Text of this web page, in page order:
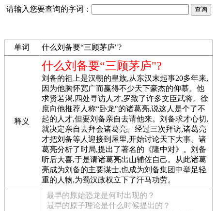
请输入您要查询的字词：
单词 什么刘备要“三顾茅庐"?
释义
什么刘备要“三顾茅庐"?
刘备的祖上是汉朝的皇族,从东汉末起事20多年来,
因为他胸怀宽广而赢得不少天下豪杰的仰慕。他
求贤若渴,四处寻访人才,罗致了许多文臣武将。徐
庶向他推荐人称“卧龙"的诸葛亮,说这人是个了不
起的人才,但要刘备亲自去请他来。刘备求才心切,
就决定亲自去拜会诸葛亮。经过三次拜访,诸葛亮
才把刘备等人迎接到屋里,开始讨论天下大事。诸
葛亮分析了时局,提出了著名的《隆中对》。刘备
听后大喜,于是请诸葛亮出山辅佐自己。从此诸葛
亮成为刘备的主要谋士,也成为刘备集团中举足轻
重的人物,为蜀汉政权立下了汗马功劳。
最早的原始恐龙是何时出现的？
最早的原子理论是什么时候提出的？